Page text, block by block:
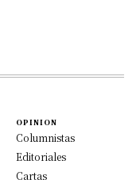
OPINION
Columnistas
Editoriales
Cartas